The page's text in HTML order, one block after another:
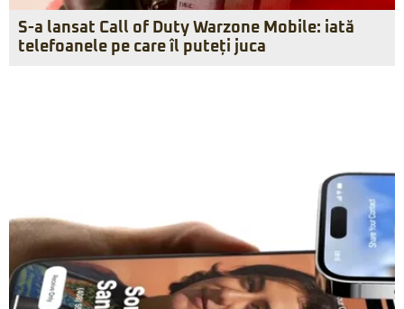
S-a lansat Call of Duty Warzone Mobile: iată
telefoanele pe care îl puteți juca